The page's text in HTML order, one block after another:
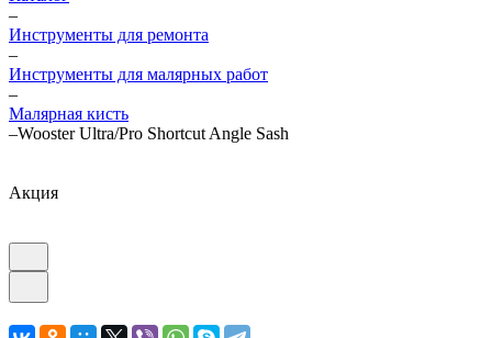
–
Инструменты для ремонта
–
Инструменты для малярных работ
–
Малярная кисть
–Wooster Ultra/Pro Shortcut Angle Sash
Акция